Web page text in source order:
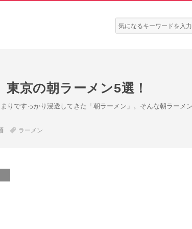
検
索:
京の朝ラーメン5選！
りですっかり浸透してきた「朝ラーメン」。そんな朝ラー
ラーメン